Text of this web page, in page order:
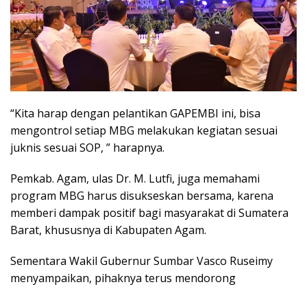
“Kita harap dengan pelantikan GAPEMBI ini, bisa
mengontrol setiap MBG melakukan kegiatan sesuai
juknis sesuai SOP, ” harapnya.
Pemkab. Agam, ulas Dr. M. Lutfi, juga memahami
program MBG harus disukseskan bersama, karena
memberi dampak positif bagi masyarakat di Sumatera
Barat, khususnya di Kabupaten Agam.
Sementara Wakil Gubernur Sumbar Vasco Ruseimy
menyampaikan, pihaknya terus mendorong